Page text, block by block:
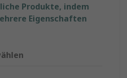
Produkte, indem
Eigenschaften